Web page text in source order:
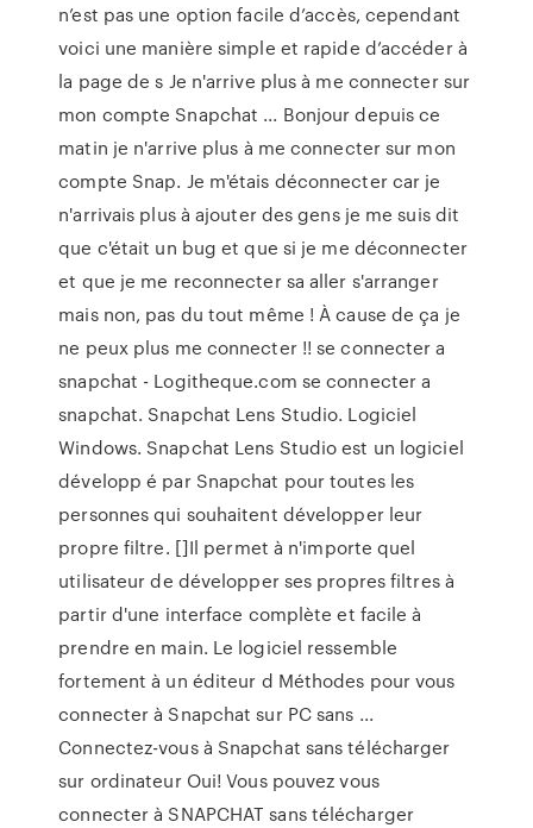
n’est pas une option facile d’accès, cependant
voici une manière simple et rapide d’accéder à
la page de s Je n'arrive plus à me connecter sur
mon compte Snapchat ... Bonjour depuis ce
matin je n'arrive plus à me connecter sur mon
compte Snap. Je m'étais déconnecter car je
n'arrivais plus à ajouter des gens je me suis dit
que c'était un bug et que si je me déconnecter
et que je me reconnecter sa aller s'arranger
mais non, pas du tout même ! À cause de ça je
ne peux plus me connecter !! se connecter a
snapchat - Logitheque.com se connecter a
snapchat. Snapchat Lens Studio. Logiciel
Windows. Snapchat Lens Studio est un logiciel
développ é par Snapchat pour toutes les
personnes qui souhaitent développer leur
propre filtre. []Il permet à n'importe quel
utilisateur de développer ses propres filtres à
partir d'une interface complète et facile à
prendre en main. Le logiciel ressemble
fortement à un éditeur d Méthodes pour vous
connecter à Snapchat sur PC sans ...
Connectez-vous à Snapchat sans télécharger
sur ordinateur Oui! Vous pouvez vous
connecter à SNAPCHAT sans télécharger